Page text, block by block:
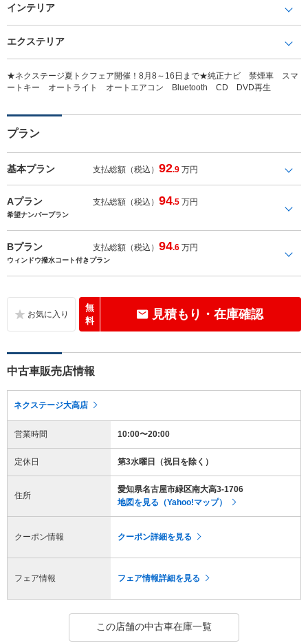
インテリア
エクステリア
★ネクステージ夏トクフェア開催！8月8～16日まで★純正ナビ 禁煙車 スマ
ートキー オートライト オートエアコン Bluetooth CD DVD再生
プラン
基本プラン 支払総額（税込）92.9 万円
Aプラン 支払総額（税込）94.5 万円
希望ナンバープラン
Bプラン 支払総額（税込）94.6 万円
ウィンドウ撥水コート付きプラン
無
料
見積もり・在庫確認
中古車販売店情報
ネクステージ大高店
営業時間 10:00〜20:00
定休日 第3水曜日（祝日を除く）
住所
愛知県名古屋市緑区南大高3-1706
地図を見る（Yahoo!マップ）
クーポン情報 クーポン詳細を見る
フェア情報 フェア情報詳細を見る
この店舗の中古車在庫一覧